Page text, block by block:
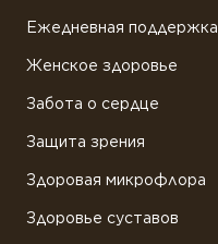
Ежедневная поддержка
Женское здоровье
Забота о сердце
Защита зрения
Здоровая микрофлора
Здоровье суставов